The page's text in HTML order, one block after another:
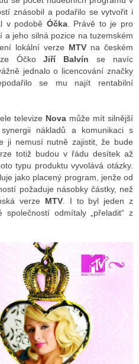
znásobil a podařilo se vytvořit i
v podobě Óčka. Právě to je pro
a jeho silná pozice na tuzemském
lokální verze MTV na českém
ÓčkoJiří Balvín se navíc
jednalo o licencování značky
se mu najít rentabilní
televize Nova může mít silnější
nákladů a komunikaci s
ji nemusí nutně zajistit, že bude
totiž budou v řádu desítek až
typu produktu vyvolává otázky.
jako placený program, jenže od
požaduje násobky částky, než
verze MTV. I to byl jeden z
odmítaly „přeladit“ z